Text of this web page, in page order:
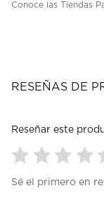
Conoce las Tiendas
RESEÑAS DE
Reseñar este
paraparaparapara
Sé el primero en